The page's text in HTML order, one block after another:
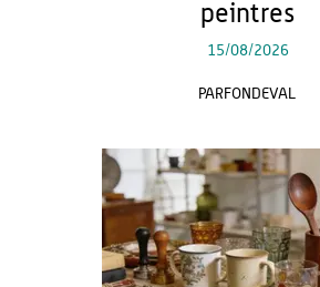
peintres
15/08/2026
PARFONDEVAL